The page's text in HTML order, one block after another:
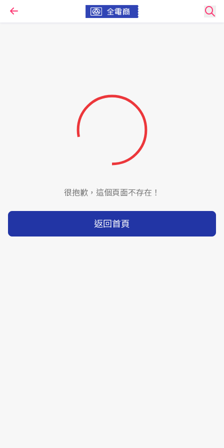
很抱歉，這個頁面不存在！
返回首頁